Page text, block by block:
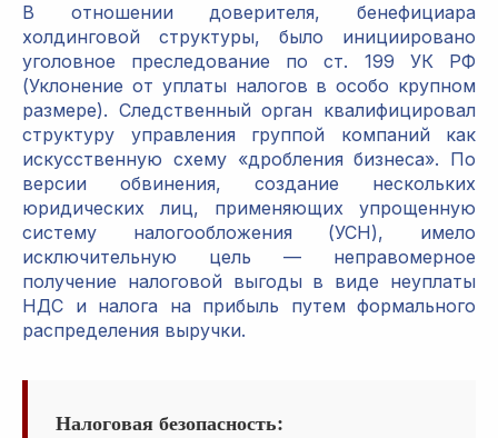
В отношении доверителя, бенефициара
холдинговой структуры, было инициировано
уголовное преследование по ст. 199 УК РФ
(Уклонение от уплаты налогов в особо крупном
размере). Следственный орган квалифицировал
структуру управления группой компаний как
искусственную схему «дробления бизнеса». По
версии обвинения, создание нескольких
юридических лиц, применяющих упрощенную
систему налогообложения (УСН), имело
исключительную цель — неправомерное
получение налоговой выгоды в виде неуплаты
НДС и налога на прибыль путем формального
распределения выручки.
Налоговая безопасность: